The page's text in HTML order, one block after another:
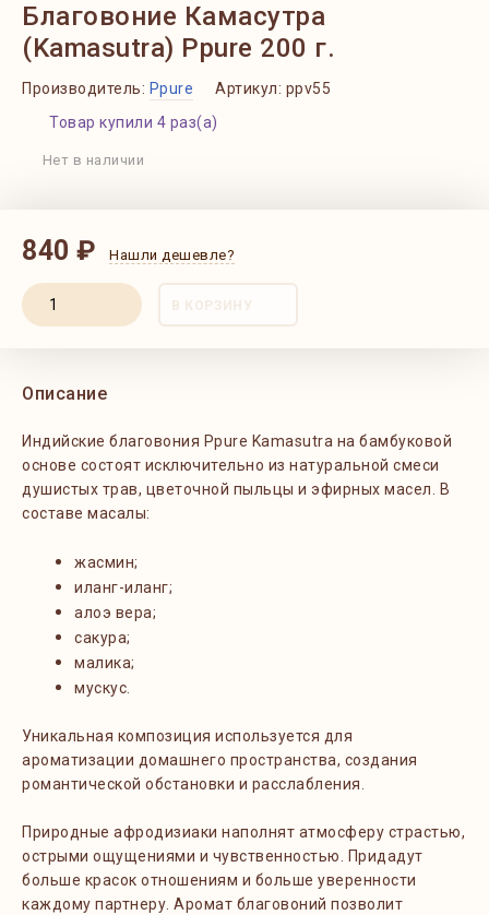
Благовоние Камасутра
(Kamasutra) Ppure 200 г.
Производитель: Ppure Артикул: ppv55
Товар купили 4 раз(а)
Нет в наличии
840 ₽ Нашли дешевле?
В КОРЗИНУ
Описание
Индийские благовония Ppure Kamasutra на бамбуковой
основе состоят исключительно из натуральной смеси
душистых трав, цветочной пыльцы и эфирных масел. В
составе масалы:
жасмин;
иланг-иланг;
алоэ вера;
сакура;
малика;
мускус.
Уникальная композиция используется для
ароматизации домашнего пространства, создания
романтической обстановки и расслабления.
Природные афродизиаки наполнят атмосферу страстью,
острыми ощущениями и чувственностью. Придадут
больше красок отношениям и больше уверенности
каждому партнеру. Аромат благовоний позволит